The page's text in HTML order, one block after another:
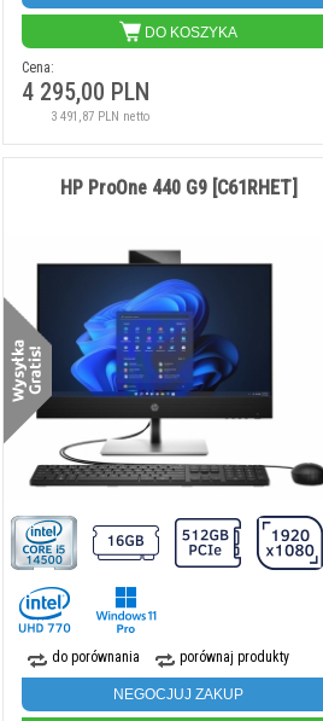
6 470,00 PLN
5 260,16 PLN netto
5
4
DO KOSZYKA
Cena:
4 295,00 PLN
3 491,87 PLN netto
do porównania porównaj produkty
NEGOCJUJ ZAKUP
HP ProOne 440 G9 [C61RHET]